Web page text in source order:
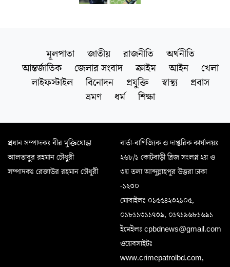
মূলপাতা জাতীয় রাজনীতি
অর্থনীতি
আন্তর্জাতিক
জেলার সংবাদ ক্রাইম আইন
খেলা
লাইফস্টাইল
বিনোদন প্রযুক্তি স্বাস্থ্য
প্রবাস
ভ্রমণ
ধর্ম শিক্ষা
প্রধান সম্পাদকঃ বীর মুক্তিযোদ্ধা
আলতাবুর রহমান চৌধুরী
সম্পাদকঃ রেজাউর রহমান চৌধুরী
বার্তা-বাণিজ্যিক ও দাপ্তরিক কার্যালয়ঃ
২৬৮/১ কোটবাড়ী ব্রিজ সংলগ্ন ২য় ও
৩য় তলা আব্দুল্লাহপুর উত্তরা ঢাকা
-১২৩০
মোবাইলঃ ০১৫৫৪২৩২১০৫,
০১৮১১৩১১৭৩৯, ০১৭১৯৬৮১৬৯১
ইমেইলঃ cpbdnews@gmail.com
ওয়েবসাইটঃ
www.crimepatrolbd.com,